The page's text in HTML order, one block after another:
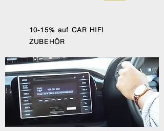
10-15% auf CAR HIFI
ZUBEHÖR